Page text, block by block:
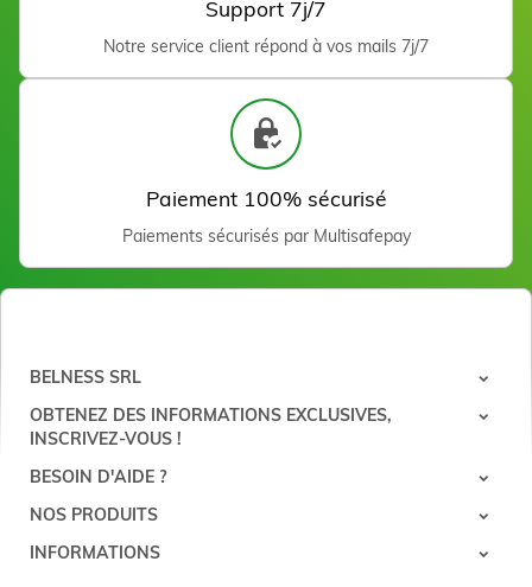
Bol en silicone 300 ml
Voir
Support 7j/7
Notre service client répond à vos mails 7j/7
Paiement 100% sécurisé
Paiements sécurisés par Multisafepay
BELNESS SRL
OBTENEZ DES INFORMATIONS EXCLUSIVES,
INSCRIVEZ-VOUS !
BESOIN D'AIDE ?
NOS PRODUITS
INFORMATIONS